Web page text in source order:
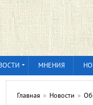
МНЕНИЯ
Главная » Новости »